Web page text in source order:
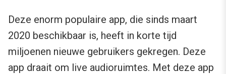
Deze enorm populaire app, die sinds maart
2020 beschikbaar is, heeft in korte tijd
miljoenen nieuwe gebruikers gekregen. Deze
app draait om live audioruimtes. Met deze app